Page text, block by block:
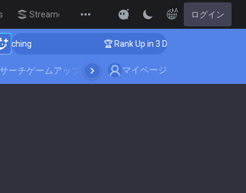
Streamer Overlay JA ログイン
🏆 Rank Up in 3 Days! Challenger Coaching
ーチゲームアップデート マイページ